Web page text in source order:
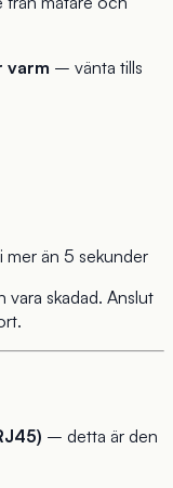
varm – vänta tills
mer än 5 sekunder
skadad. Anslut
– detta är den